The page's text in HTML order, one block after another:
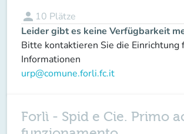
person 10 Plätze
Leider gibt es keine Verfügbarkeit
Bitte kontaktieren Sie die Einrichtung
Informationen
urp@comune.forli.fc.it
Forlì - Spid e Cie. Primo